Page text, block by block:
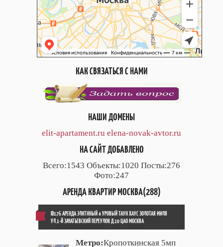
КАК СВЯЗАТЬСЯ С НАМИ
НАШИ ДОМЕНЫ
elit-apartament.ru elena-novak-avtor.ru
НА САЙТ ДОБАВЛЕНО
Всего:1543 Объекты:1020 Посты:276
Фото:247
АРЕНДА КВАРТИР МОСКВА(288)
ID176 АРЕНДА ЭЛИТННЫЙ 4 УРОВЫЙ ТАУН ХАУС ЗОЛОТАЯ МИЛЯ
УЛ.1-Й ЗАЧАТЬЕВСКИЙ ПЕРЕУЛОК Д.10 ЦАО МОСКВА
Метро:Кропоткинская 5мп